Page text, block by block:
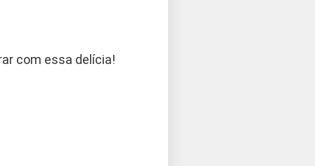
com essa delícia!